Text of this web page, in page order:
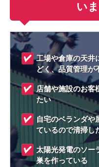
い
工場や倉庫の天井
どく、品質管理が
店舗や施設のお客
たい
自宅のベランダや
ているので清掃し
太陽光発電のソー
巣を作っている